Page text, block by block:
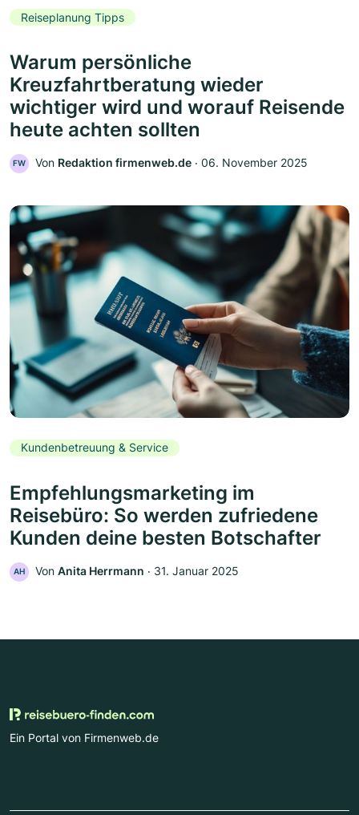
Reiseplanung Tipps
Warum persönliche
Kreuzfahrtberatung wieder
wichtiger wird und worauf Reisende
heute achten sollten
FW Von Redaktion firmenweb.de ‧ 06. November 2025
Kundenbetreuung & Service
Empfehlungsmarketing im
Reisebüro: So werden zufriedene
Kunden deine besten Botschafter
AH Von Anita Herrmann ‧ 31. Januar 2025
Ein Portal von Firmenweb.de